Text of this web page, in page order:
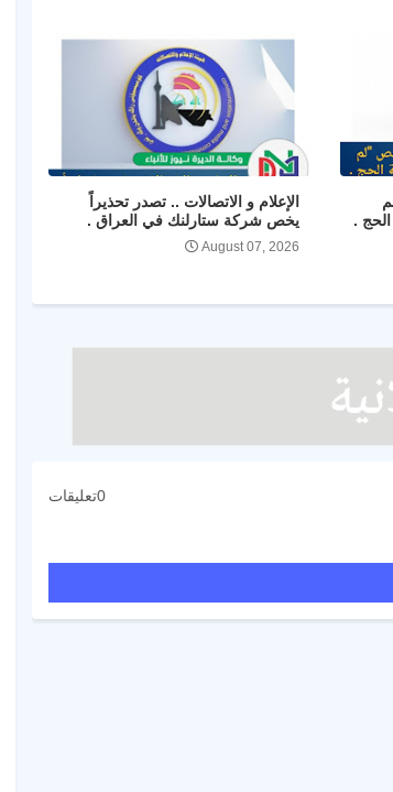
.
الإعلام و الاتصالات .. تصدر تحذيراً
يخص شركة ستارلنك في العراق .
August 07, 2026
0تعليقات